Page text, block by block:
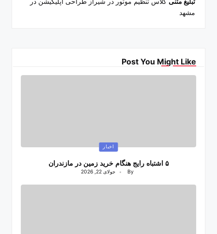
تبلیغ متنی کلاس تنظیم موتور در شیراز طراحی اپلیکیشن در
مشهد
Post You Might Like
Posted
اخبار
۵ اشتباه رایج هنگام خرید زمین در مازندران
Posted
By جولای 22, 2026